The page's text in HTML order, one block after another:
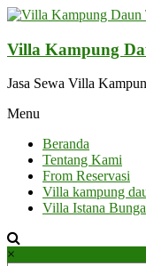
Lompat
konten
Villa Kampung
Jasa Sewa Villa
Menu
Beranda
Tentang Kami
From Reservasi
Villa kampung
Villa Istana Bunga
×